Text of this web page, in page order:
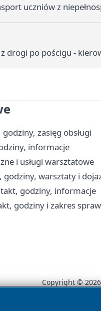
uczniów z
drogi po pościgu -
zasięg obsługi
informacje
i usługi warsztatowe
godziny, warsztaty i
godziny, informacje
godziny i zakres spraw
Copyright ©